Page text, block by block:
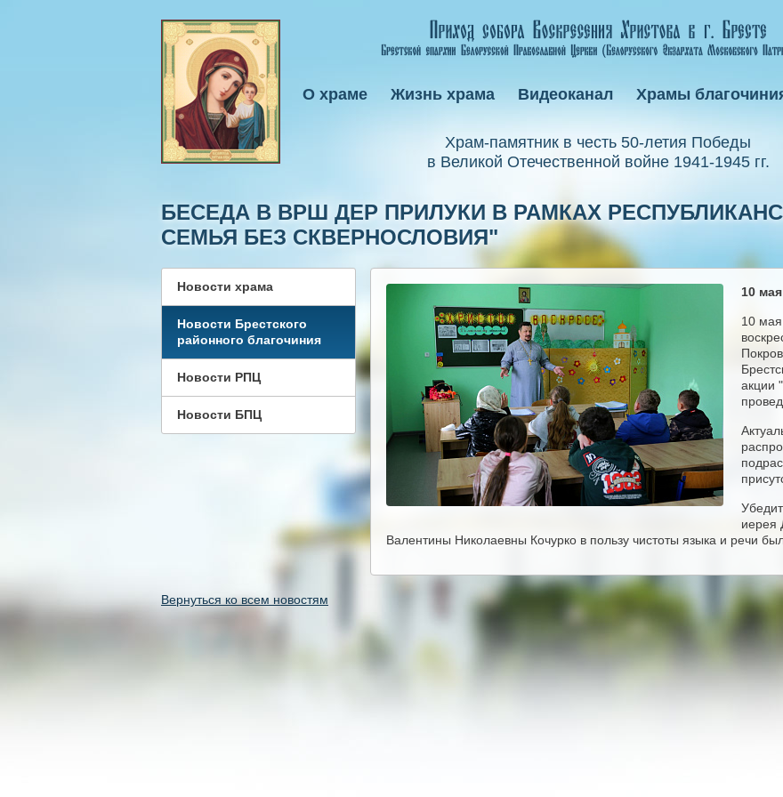
Xрам-памятник в честь 50-летия Победы
в Великой Отечественной войне 1941-1945 гг.
О храме Жизнь храма Видеоканал Храмы
БЕСЕДА В ВРШ ДЕР ПРИЛУКИ В РАМКАХ
СЕМЬЯ БЕЗ СКВЕРНОСЛОВИЯ"
Новости храма
Новости Брестского
районного благочиния
Новости РПЦ
Новости БПЦ
10 мая
10 мая
акции
иерея
Валентины Николаевны Кочурко в пользу чистоты языка и речи
Вернуться ко всем новостям